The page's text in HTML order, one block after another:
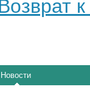
Возврат
Новости